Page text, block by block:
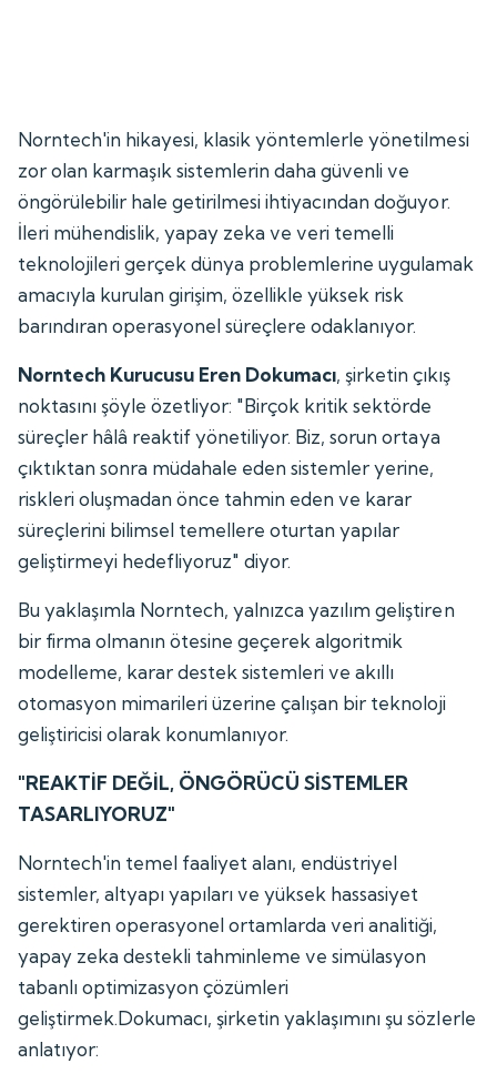
Norntech'in hikayesi, klasik yöntemlerle yönetilmesi
zor olan karmaşık sistemlerin daha güvenli ve
öngörülebilir hale getirilmesi ihtiyacından doğuyor.
İleri mühendislik, yapay zeka ve veri temelli
teknolojileri gerçek dünya problemlerine uygulamak
amacıyla kurulan girişim, özellikle yüksek risk
barındıran operasyonel süreçlere odaklanıyor.
Norntech Kurucusu Eren Dokumacı, şirketin çıkış
noktasını şöyle özetliyor: "Birçok kritik sektörde
süreçler hâlâ reaktif yönetiliyor. Biz, sorun ortaya
çıktıktan sonra müdahale eden sistemler yerine,
riskleri oluşmadan önce tahmin eden ve karar
süreçlerini bilimsel temellere oturtan yapılar
geliştirmeyi hedefliyoruz" diyor.
Bu yaklaşımla Norntech, yalnızca yazılım geliştiren
bir firma olmanın ötesine geçerek algoritmik
modelleme, karar destek sistemleri ve akıllı
otomasyon mimarileri üzerine çalışan bir teknoloji
geliştiricisi olarak konumlanıyor.
"REAKTİF DEĞİL, ÖNGÖRÜCÜ SİSTEMLER
TASARLIYORUZ"
Norntech'in temel faaliyet alanı, endüstriyel
sistemler, altyapı yapıları ve yüksek hassasiyet
gerektiren operasyonel ortamlarda veri analitiği,
yapay zeka destekli tahminleme ve simülasyon
tabanlı optimizasyon çözümleri
geliştirmek.Dokumacı, şirketin yaklaşımını şu sözlerle
anlatıyor: